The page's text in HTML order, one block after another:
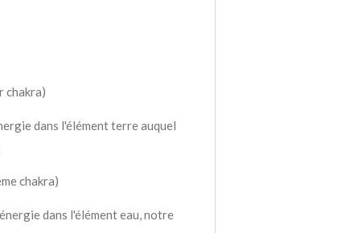
chakra)
dans l'élément terre auquel
chakra)
dans l'élément eau, notre